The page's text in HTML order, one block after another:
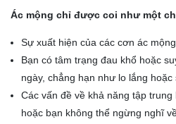
Ác mộng chỉ được coi như một
Sự xuất hiện của các cơn ác
Bạn có tâm trạng đau khổ hoặc
ngày, chẳng hạn như lo lắng hoặc
Các vấn đề về khả năng tập
hoặc bạn không thể ngừng nghĩ